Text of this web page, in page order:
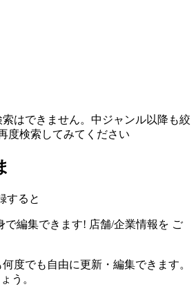
はできません。中ジャンル以降も絞
度検索してみてください
すると
で編集できます! 店舗/企業情報を ご
度でも自由に更新・編集できます。
う。